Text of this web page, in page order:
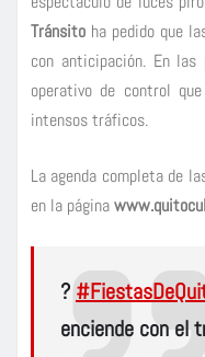
Tránsito ha pedido que
con anticipación. En
operativo de control
intensos tráficos.
La agenda completa de
en la página
?
enciende con el